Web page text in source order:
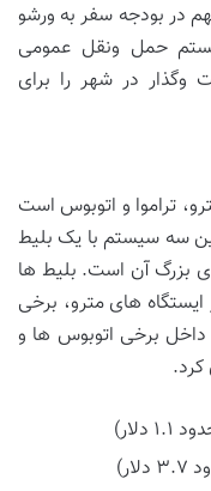
در بودجه سفر به ورشو
حمل ونقل عمومی
در شهر را برای
تراموا و اتوبوس است
سه سیستم با یک بلیط
بزرگ آن است. بلیط ها
های مترو، برخی
داخل برخی اتوبوس ها و
کرد.